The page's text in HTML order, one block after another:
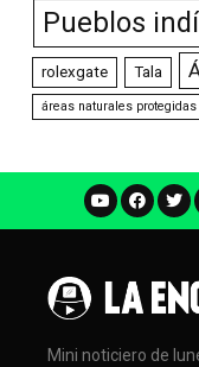
Pueblos
rolexgate Tala
áreas naturales protegidas
Mini noticiero de